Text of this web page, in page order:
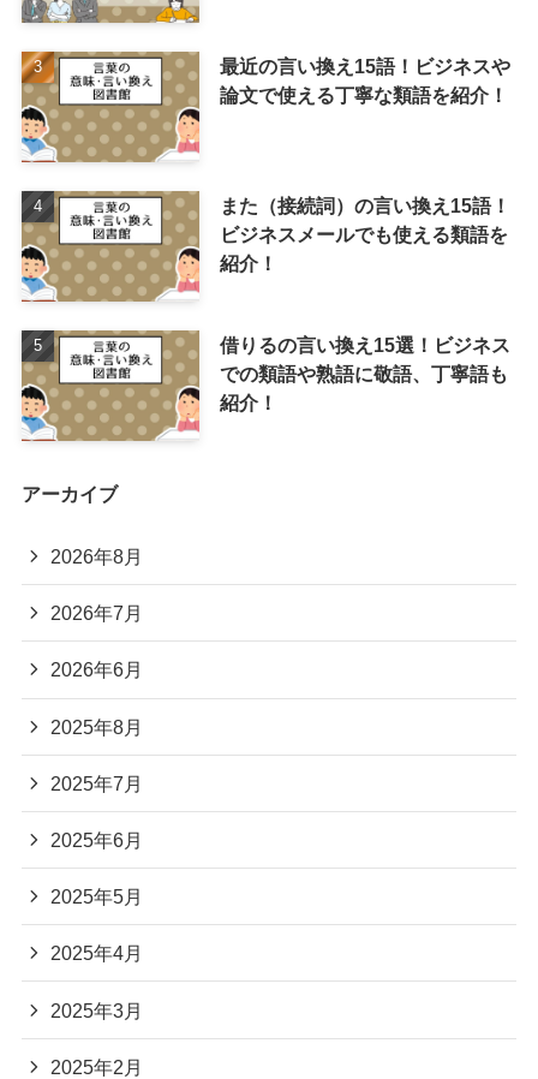
最近の言い換え15語！ビジネスや
論文で使える丁寧な類語を紹介！
また（接続詞）の言い換え15語！
ビジネスメールでも使える類語を
紹介！
借りるの言い換え15選！ビジネス
での類語や熟語に敬語、丁寧語も
紹介！
アーカイブ
2026年8月
2026年7月
2026年6月
2025年8月
2025年7月
2025年6月
2025年5月
2025年4月
2025年3月
2025年2月